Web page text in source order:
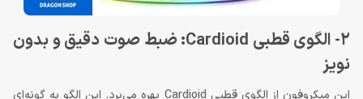
2- الگوی قطبی Cardioid: ضبط صوت دقیق و بدون
نویز
این میکروفون از الگوی قطبی Cardioid بهره می‌برد. این الگو به گونه‌ای